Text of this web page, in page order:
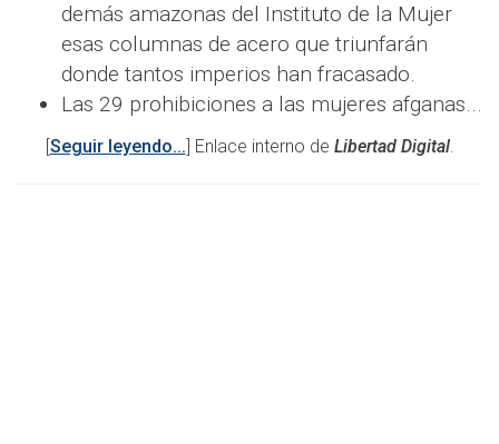
demás amazonas del Instituto de la Mujer
esas columnas de acero que triunfarán
donde tantos imperios han fracasado.
Las 29 prohibiciones a las mujeres afganas...
[Seguir leyendo...] Enlace interno de Libertad Digital.